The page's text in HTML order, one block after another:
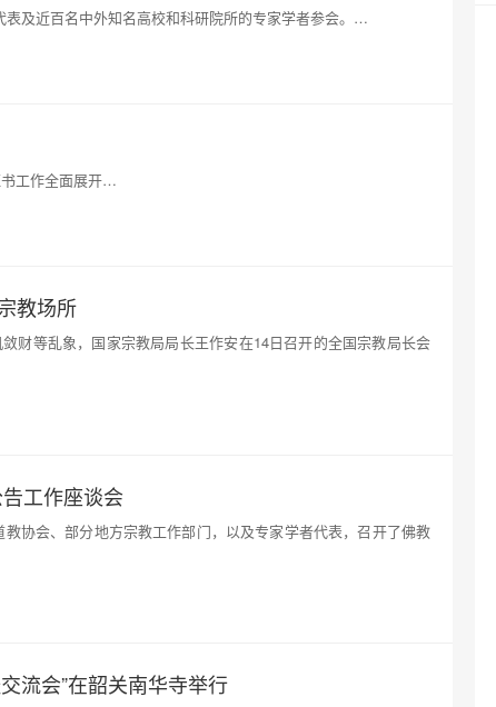
表及近百名中外知名高校和科研院所的专家学者参会。…
工作全面展开…
教场所
财等乱象，国家宗教局局长王作安在14日召开的全国宗教局长会
工作座谈会
协会、部分地方宗教工作部门，以及专家学者代表，召开了佛教
流会”在韶关南华寺举行